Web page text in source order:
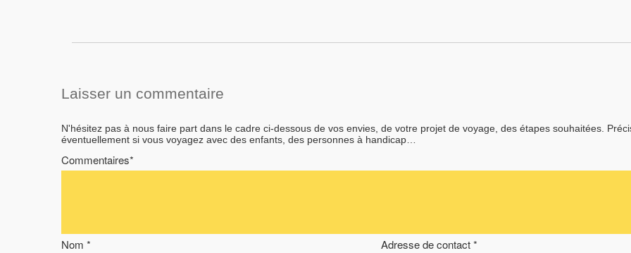
Laisser un commentaire
N'hésitez pas à nous faire part dans le cadre ci-dessous de vos envies, de votre projet de voyage, des étapes souhaitées.
éventuellement si vous voyagez avec des enfants, des personnes à handicap…
Commentaires*
Nom * Adresse de contact *